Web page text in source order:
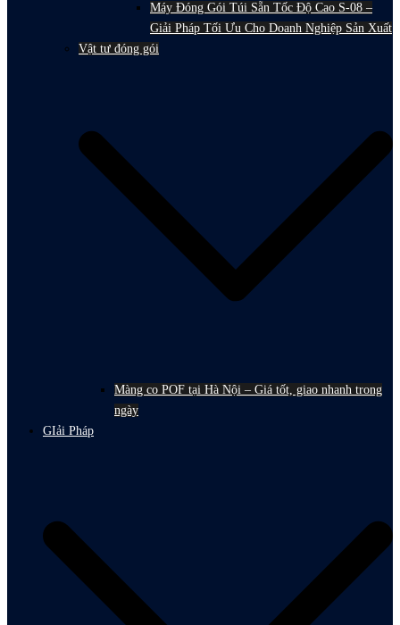
Máy Đóng Gói Túi Sẵn Tốc Độ Cao S-08 –
Giải Pháp Tối Ưu Cho Doanh Nghiệp Sản Xuất
Vật tư đóng gói
Màng co POF tại Hà Nội – Giá tốt, giao nhanh trong
ngày
GIải Pháp